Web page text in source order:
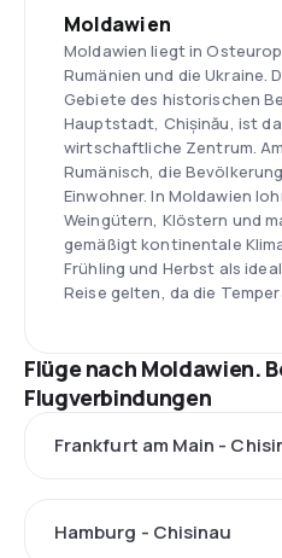
Moldawien
Moldawien liegt in
Rumänien und die Ukraine.
Gebiete des historischen
Hauptstadt, Chișinău, ist
wirtschaftliche Zentrum.
Rumänisch, die
Einwohner. In Moldawien
Weingütern, Klöstern und
gemäßigt kontinentale
Frühling und Herbst als
Reise gelten, da die
Flüge nach Moldawien.
Flugverbindungen
Frankfurt am Main -
Hamburg - Chisinau